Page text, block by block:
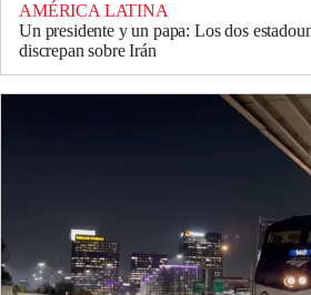
AMÉRICA LATINA
Un presidente y un papa: Los dos
discrepan sobre Irán